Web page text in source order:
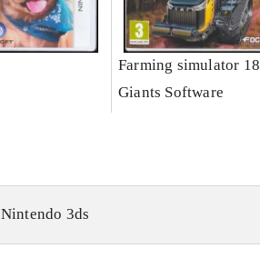
Farming simulator 18
Giants Software
Nintendo 3ds